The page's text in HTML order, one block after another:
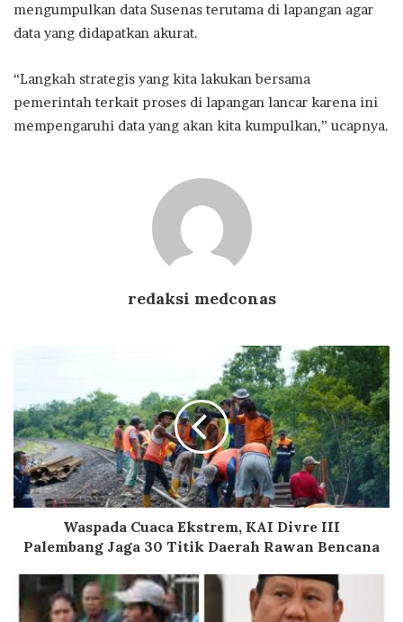
mengumpulkan data Susenas terutama di lapangan agar
data yang didapatkan akurat.
“Langkah strategis yang kita lakukan bersama
pemerintah terkait proses di lapangan lancar karena ini
mempengaruhi data yang akan kita kumpulkan,” ucapnya.
redaksi medconas
Waspada Cuaca Ekstrem, KAI Divre III
Palembang Jaga 30 Titik Daerah Rawan Bencana